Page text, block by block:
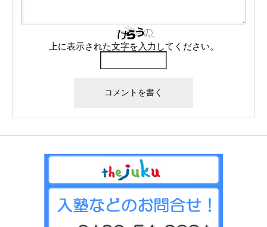
上に表示された文字を入力してください。